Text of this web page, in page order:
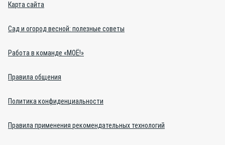
Карта сайта
Сад и огород весной: полезные советы
Работа в команде «МОЁ!»
Правила общения
Политика конфиденциальности
Правила применения рекомендательных технологий